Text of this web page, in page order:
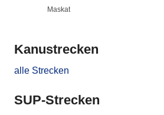
Maskat
Kanustrecken
alle Strecken
SUP-Strecken